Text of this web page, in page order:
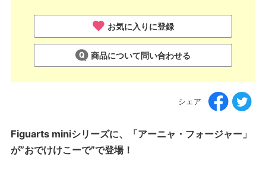
お気に入りに登録
商品について問い合わせる
シェア
Figuarts miniシリーズに、「アーニャ・フォージャー」
が”おでけけこーで”で登場！